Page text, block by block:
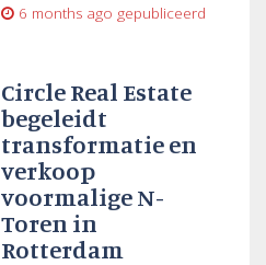
6 months ago gepubliceerd
Circle Real Estate
begeleidt
transformatie en
verkoop
voormalige N-
Toren in
Rotterdam